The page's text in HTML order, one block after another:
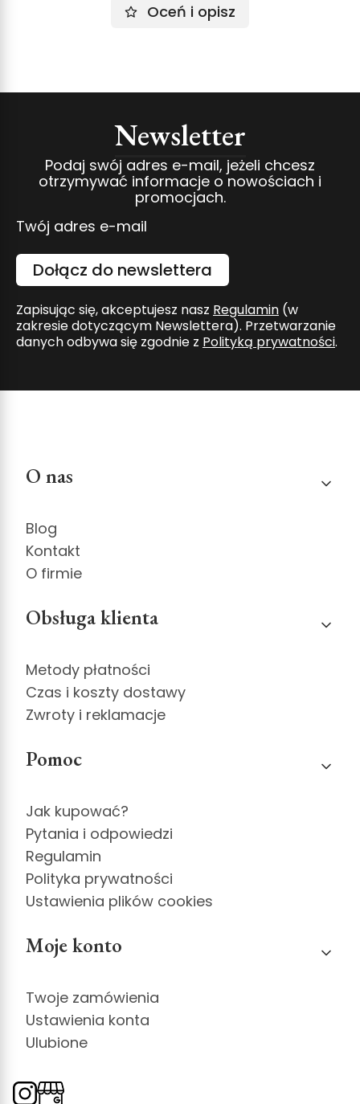
Oceń i opisz
Newsletter
Podaj swój adres e-mail, jeżeli chcesz
otrzymywać informacje o nowościach i
promocjach.
Twój adres e-mail
Dołącz do newslettera
Zapisując się, akceptujesz nasz Regulamin (w
zakresie dotyczącym Newslettera). Przetwarzanie
danych odbywa się zgodnie z Polityką prywatności.
Linki w stopce
O nas
Blog
Kontakt
O firmie
Obsługa klienta
Metody płatności
Czas i koszty dostawy
Zwroty i reklamacje
Pomoc
Jak kupować?
Pytania i odpowiedzi
Regulamin
Polityka prywatności
Ustawienia plików cookies
Moje konto
Twoje zamówienia
Ustawienia konta
Ulubione